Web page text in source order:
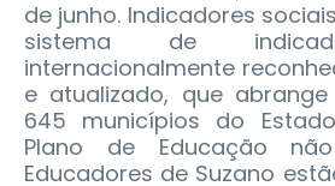
de junho. Indicadores
sistema de
internacionalmente
e atualizado, que
645 municípios do
Plano de Educação
Educadores de Suzano